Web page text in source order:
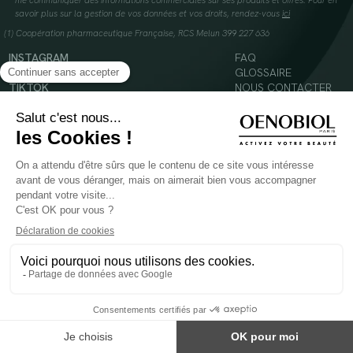
savoir plus sur la gestion de vos données et vos droits, rendez-vous ici
(1) Coopération pharmaceutique Française, RCS Melun 399 227 636
INSTAGRAM
FACEBOOK
TIKTOK
FAQ
GLOSSAIRE
NOUS CONTACTER
© 2024 Oenobiol Paris
Mentions légales
Conditions Générales d’Utilisation
Politique en matière de cookies
POUR VOTRE SANTÉ, MANGEZ AU MOINS CINQ FRUITS ET LÉGUMES PAR JOUR -
ne pas être utilisés comme substituts d'un régimes alimentaire varié et équilibré.
Réservé à l'adulte. Consulter attentivement l'étiquetage des produits avant l'utilisation.